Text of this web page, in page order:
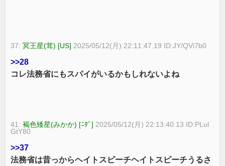
37:冥王星(茸) [US] 2025/05/12(月) 22:11:47.19 ID:JY/QVi7b0
>>28
コレ法務省にもスパイがいるかもしれないよね
41:褐色矮星(みかか) [ﾆﾀﾞ] 2025/05/12(月) 22:13:40.13 ID:PLul
GtY80
>>37
法務省は昔っからヘイトスピーチヘイトスピーチうるさ